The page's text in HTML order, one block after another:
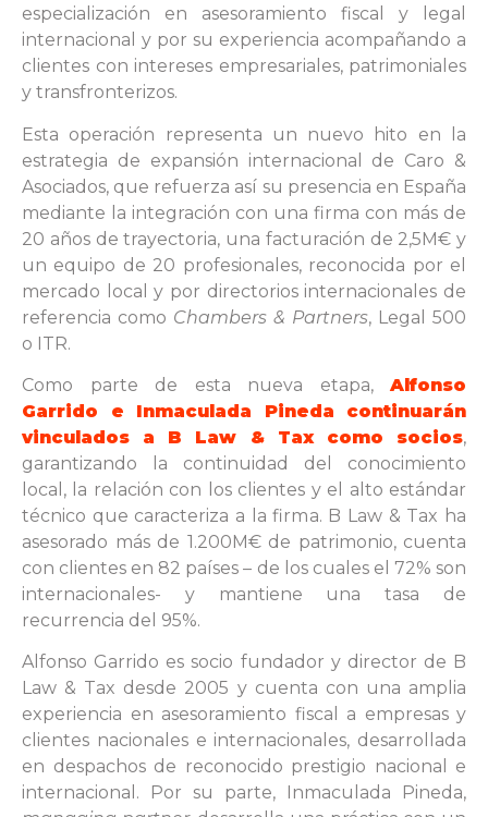
especialización en asesoramiento fiscal y legal
internacional y por su experiencia acompañando a
clientes con intereses empresariales, patrimoniales
y transfronterizos.
Esta operación representa un nuevo hito en la
estrategia de expansión internacional de Caro &
Asociados, que refuerza así su presencia en España
mediante la integración con una firma con más de
20 años de trayectoria, una facturación de 2,5M€ y
un equipo de 20 profesionales, reconocida por el
mercado local y por directorios internacionales de
referencia como Chambers & Partners, Legal 500
o ITR.
Como parte de esta nueva etapa,Alfonso
Garrido e Inmaculada Pineda continuarán
vinculados a B Law & Tax como socios,
garantizando la continuidad del conocimiento
local, la relación con los clientes y el alto estándar
técnico que caracteriza a la firma. B Law & Tax ha
asesorado más de 1.200M€ de patrimonio, cuenta
con clientes en 82 países – de los cuales el 72% son
internacionales- y mantiene una tasa de
recurrencia del 95%.
Alfonso Garrido es socio fundador y director de B
Law & Tax desde 2005 y cuenta con una amplia
experiencia en asesoramiento fiscal a empresas y
clientes nacionales e internacionales, desarrollada
en despachos de reconocido prestigio nacional e
internacional. Por su parte, Inmaculada Pineda,